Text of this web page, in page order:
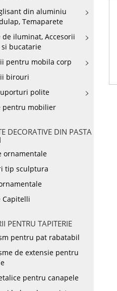
din aluminiu
Temaparete
de iluminat, Accesorii
bucatarie
pentru mobila corp
birouri
polite
pentru mobilier
DECORATIVE DIN PASTA
ornamentale
tip sculptura
Capitelli
PENTRU TAPITERIE
pentru pat rabatabil
de extensie pentru
pentru canapele